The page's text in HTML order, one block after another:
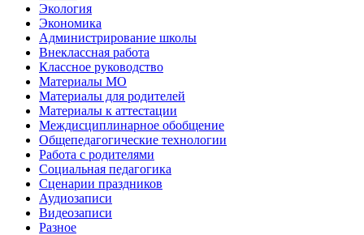
Экология
Экономика
Администрирование школы
Внеклассная работа
Классное руководство
Материалы МО
Материалы для родителей
Материалы к аттестации
Междисциплинарное обобщение
Общепедагогические технологии
Работа с родителями
Социальная педагогика
Сценарии праздников
Аудиозаписи
Видеозаписи
Разное